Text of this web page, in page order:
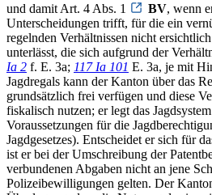
und damit Art. 4 Abs. 1
BV, wenn
Unterscheidungen trifft, für die ein
regelnden Verhältnissen nicht
unterlässt, die sich aufgrund der
Ia 2 f. E. 3a; 117 Ia 101 E. 3a, je mit
Jagdregals kann der Kanton über das
grundsätzlich frei verfügen und diese
fiskalisch nutzen; er legt das
Voraussetzungen für die
Jagdgesetzes). Entscheidet er sich für
ist er bei der Umschreibung der
verbundenen Abgaben nicht an jene
Polizeibewilligungen gelten. Der